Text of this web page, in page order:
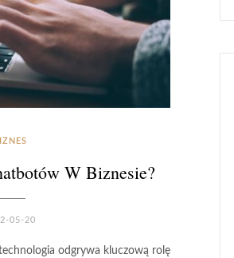
W Biznesie?
05-20
odgrywa kluczową rolę